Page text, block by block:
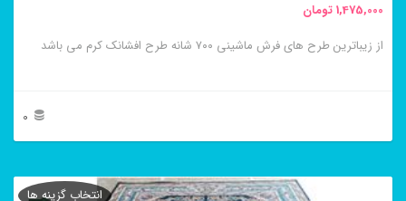
انتخاب
شوند
1,475,000تومان
از زیباترین طرح های فرش ماشینی ۷۰۰ شانه طرح افشانک کرم می باشد
0
محصول
انتخاب گزینه ها